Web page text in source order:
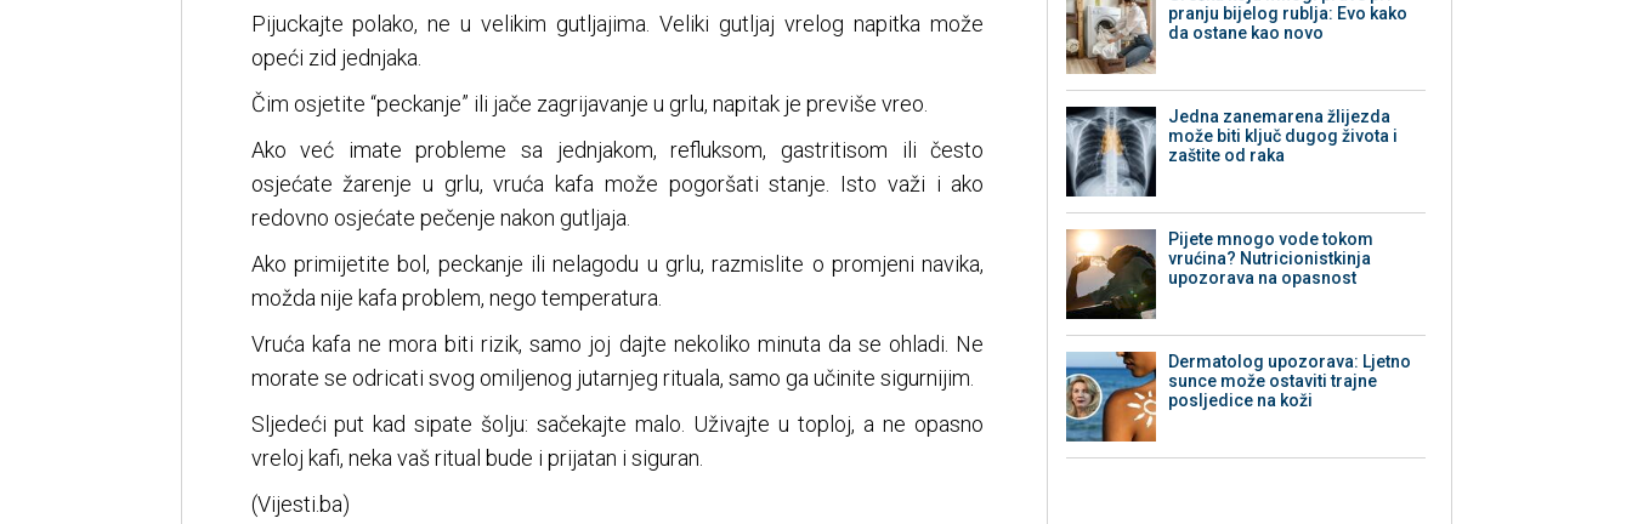
Pijuckajte polako, ne u velikim gutljajima. Veliki gutljaj vrelog napitka može
opeći zid jednjaka.
Čim osjetite “peckanje” ili jače zagrijavanje u grlu, napitak je previše vreo.
Ako već imate probleme sa jednjakom, refluksom, gastritisom ili često
osjećate žarenje u grlu, vruća kafa može pogoršati stanje. Isto važi i ako
redovno osjećate pečenje nakon gutljaja.
Ako primijetite bol, peckanje ili nelagodu u grlu, razmislite o promjeni navika,
možda nije kafa problem, nego temperatura.
Vruća kafa ne mora biti rizik, samo joj dajte nekoliko minuta da se ohladi. Ne
morate se odricati svog omiljenog jutarnjeg rituala, samo ga učinite sigurnijim.
Sljedeći put kad sipate šolju: sačekajte malo. Uživajte u toploj, a ne opasno
vreloj kafi, neka vaš ritual bude i prijatan i siguran.
(Vijesti.ba)
pranju bijelog rublja: Evo kako
da ostane kao novo
Jedna zanemarena žlijezda
može biti ključ dugog života i
zaštite od raka
Pijete mnogo vode tokom
vrućina? Nutricionistkinja
upozorava na opasnost
Dermatolog upozorava: Ljetno
sunce može ostaviti trajne
posljedice na koži